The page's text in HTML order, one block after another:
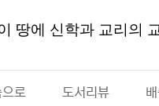
땅에 신학과 교리의
로 도서리뷰